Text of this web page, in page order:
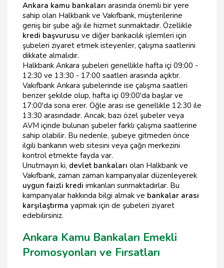
Ankara kamu bankaları arasında önemli bir yere
sahip olan Halkbank ve Vakıfbank, müşterilerine
geniş bir şube ağı ile hizmet sunmaktadır. Özellikle
kredi başvurusu ve diğer bankacılık işlemleri için
şubeleri ziyaret etmek isteyenler, çalışma saatlerini
dikkate almalıdır.
Halkbank Ankara şubeleri genellikle hafta içi 09:00 -
12:30 ve 13:30 - 17:00 saatleri arasında açıktır.
Vakıfbank Ankara şubelerinde ise çalışma saatleri
benzer şekilde olup, hafta içi 09:00'da başlar ve
17:00'da sona erer. Öğle arası ise genellikle 12:30 ile
13:30 arasındadır. Ancak, bazı özel şubeler veya
AVM içinde bulunan şubeler farklı çalışma saatlerine
sahip olabilir. Bu nedenle, şubeye gitmeden önce
ilgili bankanın web sitesini veya çağrı merkezini
kontrol etmekte fayda var.
Unutmayın ki, devlet bankaları olan Halkbank ve
Vakıfbank, zaman zaman kampanyalar düzenleyerek
uygun faizli kredi imkanları sunmaktadırlar. Bu
kampanyalar hakkında bilgi almak ve bankalar arası
karşılaştırma yapmak için de şubeleri ziyaret
edebilirsiniz.
Ankara Kamu Bankaları Emekli
Promosyonları ve Fırsatları